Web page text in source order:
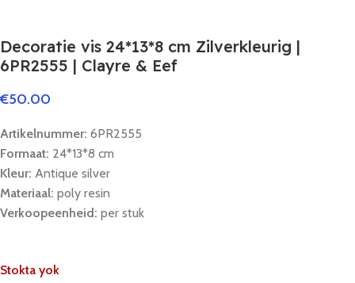
Decoratie vis 24*13*8 cm Zilverkleurig |
6PR2555 | Clayre & Eef
€50.00
Artikelnummer: 6PR2555
Formaat: 24*13*8 cm
Kleur: Antique silver
Materiaal: poly resin
Verkoopeenheid: per stuk
Stokta yok